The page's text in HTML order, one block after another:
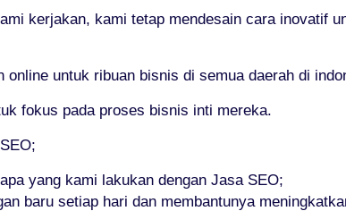
kerjakan, kami tetap mendesain cara inovatif
online untuk ribuan bisnis di semua daerah di
fokus pada proses bisnis inti mereka.
yang kami lakukan dengan Jasa SEO;
baru setiap hari dan membantunya